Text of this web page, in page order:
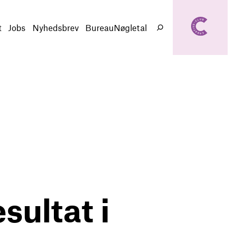
Jobs Nyhedsbrev BureauNøgletal
Søg
i